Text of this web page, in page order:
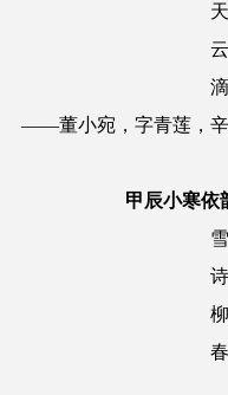
——董小宛，字青莲，辛
甲辰小寒依